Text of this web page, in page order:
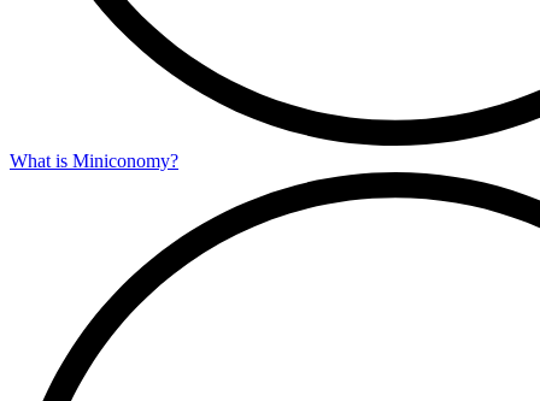
What is Miniconomy?